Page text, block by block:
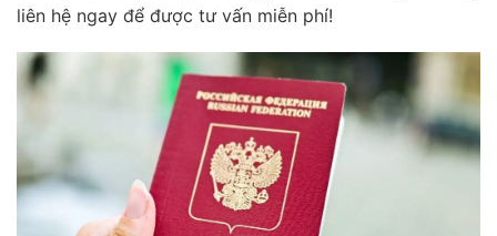
liên hệ ngay để được tư vấn miễn phí!